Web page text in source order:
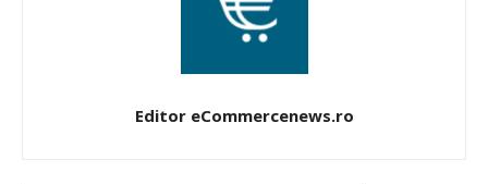
CONTACTEditor eCommercenews.ro